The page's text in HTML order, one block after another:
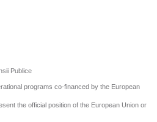
Publice
programs co-financed by the European
the official position of the European Union or